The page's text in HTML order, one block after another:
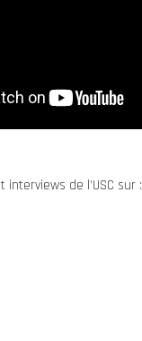
de l’USC sur :